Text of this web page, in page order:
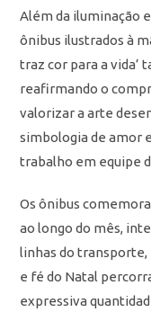
Além da iluminação
ônibus ilustrados à
traz cor para a vida’
reafirmando o
valorizar a arte
simbologia de amor
trabalho em equipe
Os ônibus
ao longo do mês,
linhas do
e fé do Natal
expressiva